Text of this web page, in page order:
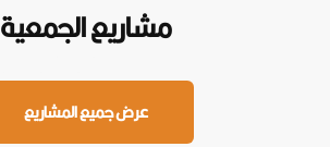
مشاريع الجمعية
عرض جميع المشاريع